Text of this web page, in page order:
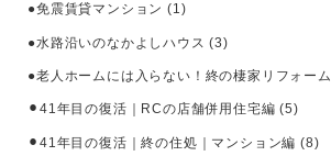
●免震賃貸マンション (1)
●水路沿いのなかよしハウス (3)
●老人ホームには入らない！終の棲家リフォーム
⚫︎41年目の復活｜RCの店舗併用住宅編 (5)
⚫︎41年目の復活｜終の住処｜マンション編 (8)